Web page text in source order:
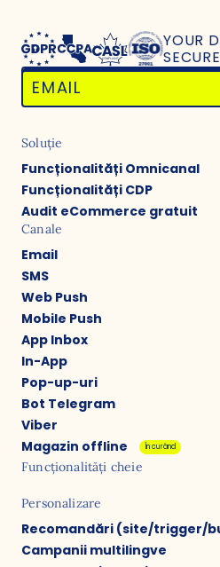
YOUR
Soluție
Funcționalități Omnicanal
Funcționalități CDP
Audit eCommerce gratuit
Canale
Email
SMS
Web Push
Mobile Push
App Inbox
In-App
Pop-up-uri
Bot Telegram
Viber
Magazin offline
În curând
Funcționalități cheie
Personalizare
Recomandări (site/trigger/
Campanii multilingve